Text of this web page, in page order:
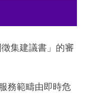
集建議書」的審
務範疇由即時危